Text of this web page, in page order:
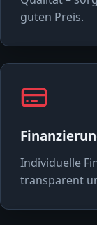
guten Preis.
Individuelle
transparent